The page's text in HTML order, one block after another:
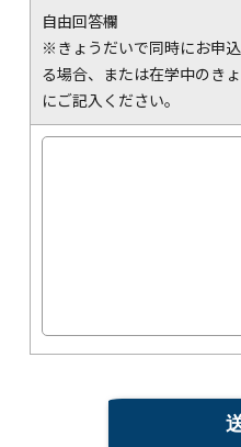
自由回答欄
※きょうだいで同時にお申
る場合、または在学中のき
にご記入ください。